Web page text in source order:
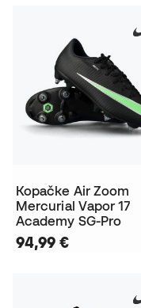
Kopačke Air Zoom
Mercurial Vapor 17
Academy SG-Pro
94,99 €